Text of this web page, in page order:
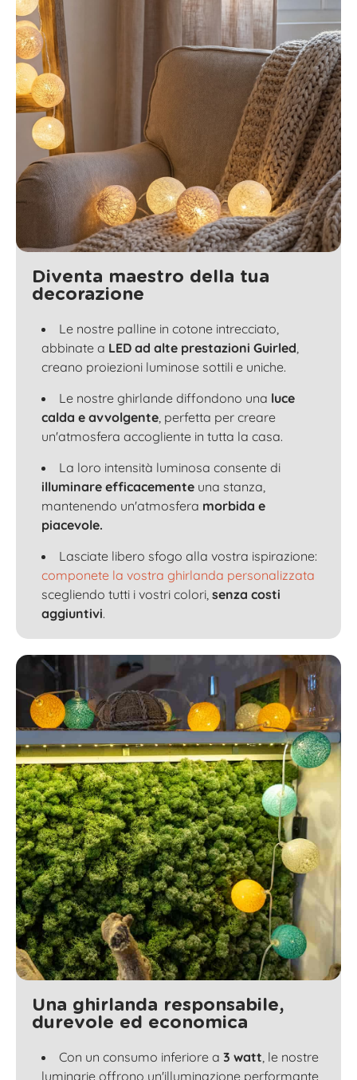
Diventa maestro della tua
decorazione
Le nostre palline in cotone intrecciato,
abbinate a LED ad alte prestazioni Guirled
creano proiezioni luminose sottili e uniche.
Le nostre ghirlande diffondono una luce
calda e avvolgente , perfetta per creare
un'atmosfera accogliente in tutta la casa.
La loro intensità luminosa consente di
illuminare efficacemente una stanza,
mantenendo un'atmosfera morbida e
piacevole.
Lasciate libero sfogo alla vostra ispirazione:
componete la vostra ghirlanda personalizzata
scegliendo tutti i vostri colori, senza costi
aggiuntivi.
Una ghirlanda responsabile,
durevole ed economica
Con un consumo inferiore a 3 watt , le nostre
luminarie offrono un'illuminazione performante